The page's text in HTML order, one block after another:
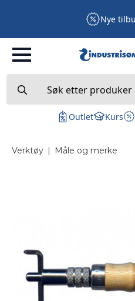
Nye
for:
Outlet Kurs
Verktøy | Måle og merke